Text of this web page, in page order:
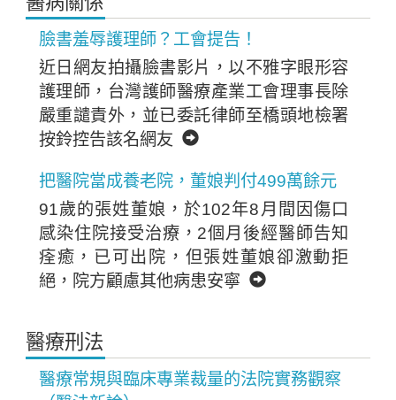
臉書羞辱護理師？工會提告！
近日網友拍攝臉書影片，以不雅字眼形容
護理師，台灣護師醫療產業工會理事長除
嚴重譴責外，並已委託律師至橋頭地檢署
按鈴控告該名網友
把醫院當成養老院，董娘判付499萬餘元
91歲的張姓董娘，於102年8月間因傷口
感染住院接受治療，2個月後經醫師告知
痊癒，已可出院，但張姓董娘卻激動拒
絕，院方顧慮其他病患安寧
醫療刑法
醫療常規與臨床專業裁量的法院實務觀察